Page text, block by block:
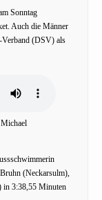
Sonntag
Auch die Männer
Verband (DSV) als
(Neckarsulm),
in 3:38,55 Minuten